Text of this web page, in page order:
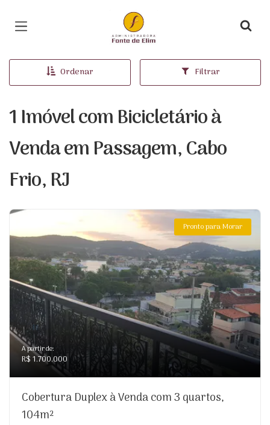
Página inicial
Ordenar Filtrar
1 Imóvel com Bicicletário à
Venda em Passagem, Cabo
Frio, RJ
Pronto para Morar
A partir de:
R$ 1.700.000
Cobertura Duplex à Venda com 3 quartos,
104m²